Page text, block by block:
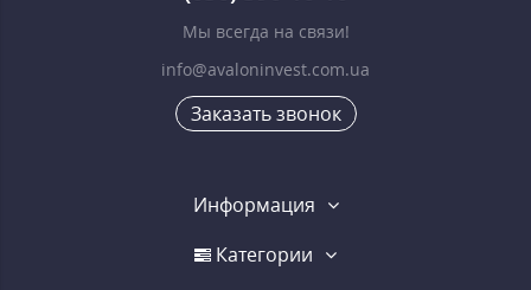
Мы всегда на связи!
info@avaloninvest.com.ua
Заказать звонок
Информация
Категории